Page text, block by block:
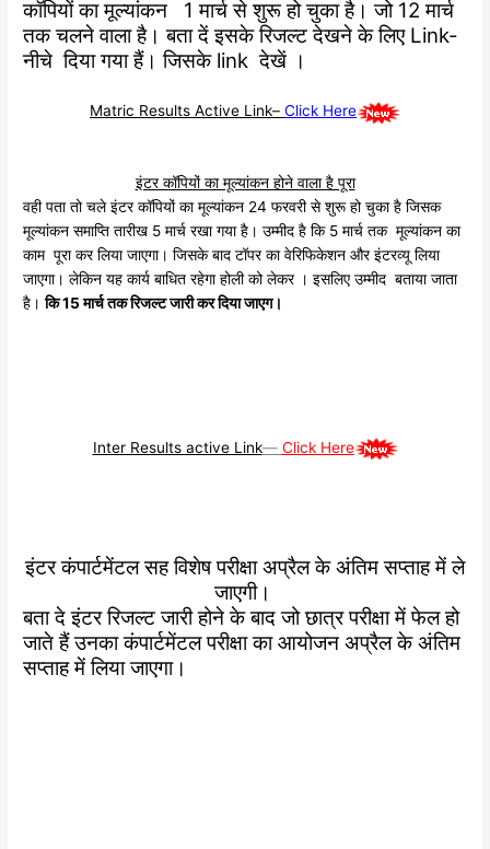
कॉपियों का मूल्यांकन 1 मार्च से शुरू हो चुका है। जो 12 मार्च
तक चलने वाला है। बता दें इसके रिजल्ट देखने के लिए Link-
नीचे दिया गया हैं। जिसके link देखें ।
Matric Results Active Link– Click Here
इंटर कॉपियों का मूल्यांकन होने वाला है पूरा
वही पता तो चले इंटर कॉपियों का मूल्यांकन 24 फरवरी से शुरू हो चुका है जिसक
मूल्यांकन समाप्ति तारीख 5 मार्च रखा गया है। उम्मीद है कि 5 मार्च तक मूल्यांकन का
काम पूरा कर लिया जाएगा। जिसके बाद टॉपर का वेरिफिकेशन और इंटरव्यू लिया
जाएगा। लेकिन यह कार्य बाधित रहेगा होली को लेकर । इसलिए उम्मीद बताया जाता
है।कि 15 मार्च तक रिजल्ट जारी कर दिया जाएग।
Inter Results active Link— Click Here
इंटर कंपार्टमेंटल सह विशेष परीक्षा अप्रैल के अंतिम सप्ताह में ले
जाएगी।
बता दे इंटर रिजल्ट जारी होने के बाद जो छात्र परीक्षा में फेल हो
जाते हैं उनका कंपार्टमेंटल परीक्षा का आयोजन अप्रैल के अंतिम
सप्ताह में लिया जाएगा।